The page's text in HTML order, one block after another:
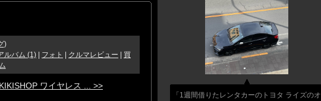
)
ルバム (1) フォト クルマレビュー
買
KIKISHOP ワイヤレス ... >>
「1週間借りたレンタカーのトヨタ ライズのオ